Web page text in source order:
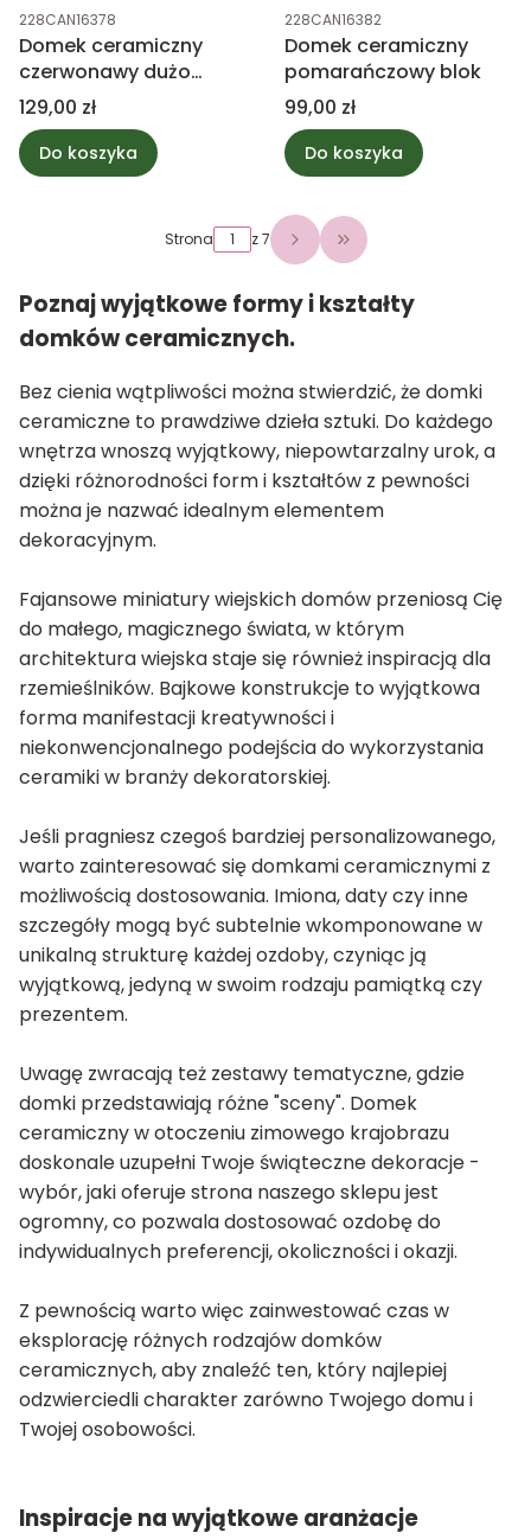
Kod produktu
228CAN16378
Domek ceramiczny
czerwonawy dużo
okien
Cena
129,00 zł
Do koszyka
Kod produktu
228CAN16382
Domek ceramiczny
pomarańczowy blok
Cena
99,00 zł
Do koszyka
Strona z 7 Przejdź do ostatniej
Poznaj wyjątkowe formy i kształty
domków ceramicznych.
Bez cienia wątpliwości można stwierdzić, że domki
ceramiczne to prawdziwe dzieła sztuki. Do każdego
wnętrza wnoszą wyjątkowy, niepowtarzalny urok, a
dzięki różnorodności form i kształtów z pewności
można je nazwać idealnym elementem
dekoracyjnym.
Fajansowe miniatury wiejskich domów przeniosą Cię
do małego, magicznego świata, w którym
architektura wiejska staje się również inspiracją dla
rzemieślników. Bajkowe konstrukcje to wyjątkowa
forma manifestacji kreatywności i
niekonwencjonalnego podejścia do wykorzystania
ceramiki w branży dekoratorskiej.
Jeśli pragniesz czegoś bardziej personalizowanego,
warto zainteresować się domkami ceramicznymi z
możliwością dostosowania. Imiona, daty czy inne
szczegóły mogą być subtelnie wkomponowane w
unikalną strukturę każdej ozdoby, czyniąc ją
wyjątkową, jedyną w swoim rodzaju pamiątką czy
prezentem.
Uwagę zwracają też zestawy tematyczne, gdzie
domki przedstawiają różne "sceny". Domek
ceramiczny w otoczeniu zimowego krajobrazu
doskonale uzupełni Twoje świąteczne dekoracje -
wybór, jaki oferuje strona naszego sklepu jest
ogromny, co pozwala dostosować ozdobę do
indywidualnych preferencji, okoliczności i okazji.
Z pewnością warto więc zainwestować czas w
eksplorację różnych rodzajów domków
ceramicznych, aby znaleźć ten, który najlepiej
odzwierciedli charakter zarówno Twojego domu i
Twojej osobowości.
Inspiracje na wyjątkowe aranżacje